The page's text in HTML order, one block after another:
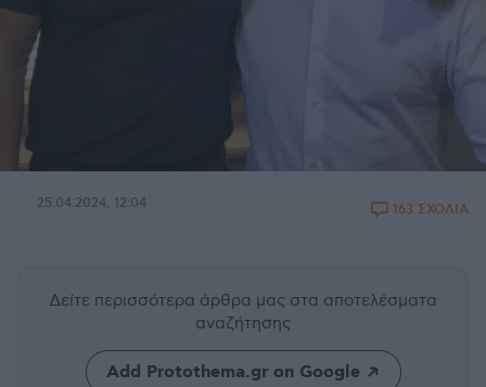
25.04.2024, 12:04 163 ΣΧΟΛΙΑ
Δείτε περισσότερα άρθρα μας στα αποτελέσματα
αναζήτησης
Add Protothema.gr on Google